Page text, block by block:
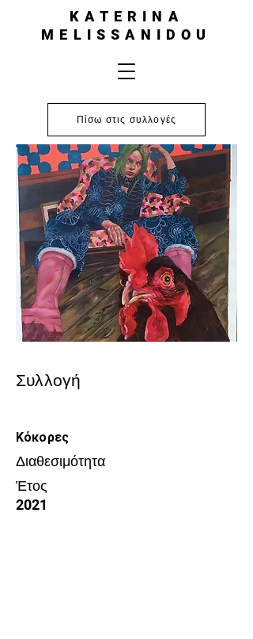
KATERINA
MELISSANIDOU
Πίσω στις συλλογές
Συλλογή
Κόκορες
Διαθεσιμότητα
Έτος
2021